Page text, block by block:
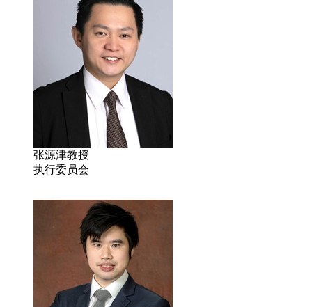
张源津教授
执行委员会